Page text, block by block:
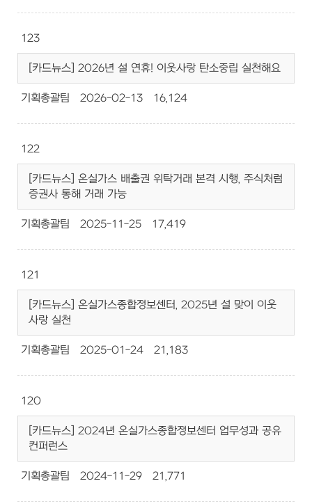
123
[카드뉴스] 2026년 설 연휴! 이웃사랑 탄소중립 실천해요
기획총괄팀 2026-02-13 16,124
122
[카드뉴스] 온실가스 배출권 위탁거래 본격 시행, 주식처럼
증권사 통해 거래 가능
기획총괄팀 2025-11-25 17,419
121
[카드뉴스] 온실가스종합정보센터, 2025년 설 맞이 이웃
사랑 실천
기획총괄팀 2025-01-24 21,183
120
[카드뉴스] 2024년 온실가스종합정보센터 업무성과 공유
컨퍼런스
기획총괄팀 2024-11-29 21,771